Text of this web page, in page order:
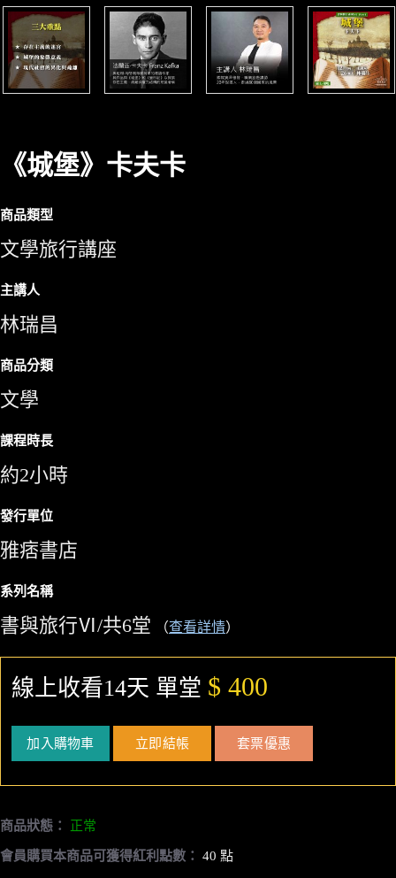
《城堡》卡夫卡
商品類型
文學旅行講座
主講人
林瑞昌
商品分類
文學
課程時長
約2小時
發行單位
雅痞書店
系列名稱
書與旅行Ⅵ/共6堂 （查看詳情）
線上收看14天 單堂 $ 400
加入購物車 立即結帳 套票優惠
商品狀態： 正常
會員購買本商品可獲得紅利點數： 40 點